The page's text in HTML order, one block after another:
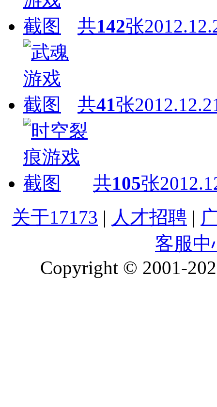
共142张
共41张
共105张
关于17173 | 人才招聘 |
客服中
Copyright © 2001-